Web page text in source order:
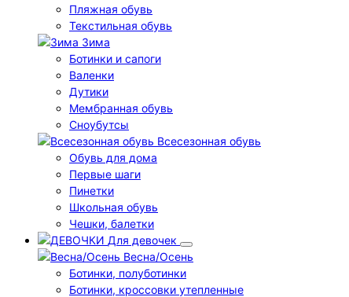
Пляжная обувь
Текстильная обувь
Зима
Ботинки и сапоги
Валенки
Дутики
Мембранная обувь
Сноубутсы
Всесезонная обувь
Обувь для дома
Первые шаги
Пинетки
Школьная обувь
Чешки, балетки
Для девочек
Весна/Осень
Ботинки, полуботинки
Ботинки, кроссовки утепленные